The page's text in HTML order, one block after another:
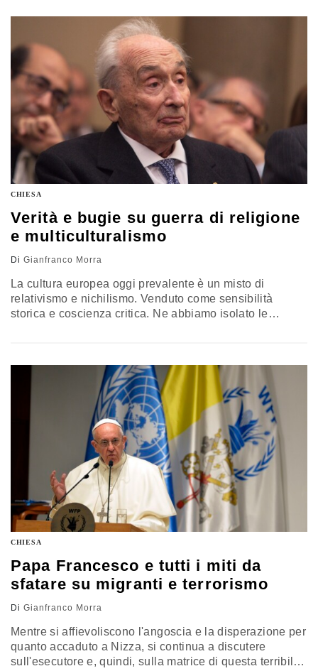
menopausa, funerale) in…
CHIESA
Verità e bugie su guerra di religione
e multiculturalismo
Di Gianfranco Morra
La cultura europea oggi prevalente è un misto di
relativismo e nichilismo. Venduto come sensibilità
storica e coscienza critica. Ne abbiamo isolato le
benefici. Tutte si difendono con l'ostracismo e la
scomunica di chi non condivide il loro buonismo e…
CHIESA
Papa Francesco e tutti i miti da
sfatare su migranti e terrorismo
Di Gianfranco Morra
Mentre si affievoliscono l'angoscia e la disperazione per
quanto accaduto a Nizza, si continua a discutere
sull'esecutore e, quindi, sulla matrice di questa terribile